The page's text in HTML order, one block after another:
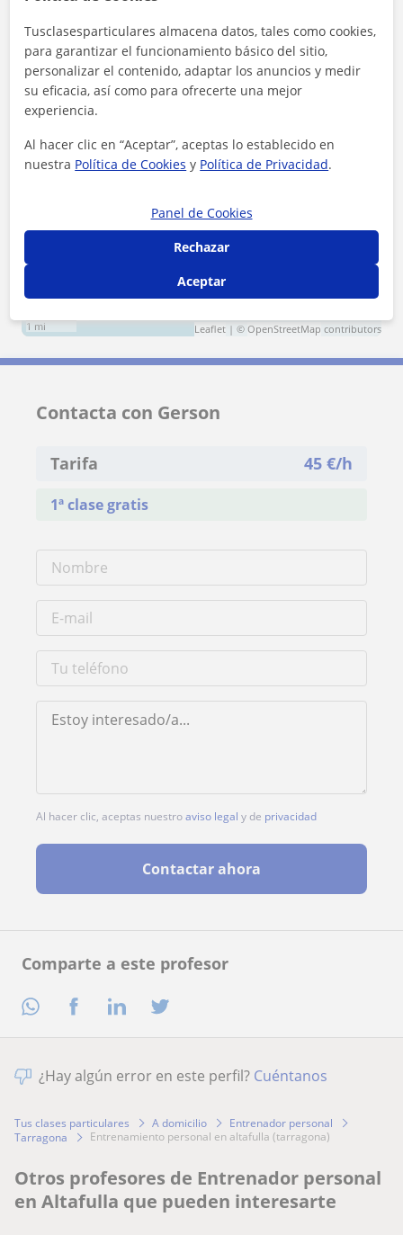
Comparte a este profesor
Localidades a las que se desplaza para dar clase
Torredembarra
La Riera de Gaià
1 mi
Leaflet | © OpenStreetMap contributors
Contacta con Gerson
Tarifa 45 €/h
1ª clase gratis
Al hacer clic, aceptas nuestroaviso legal y de privacidad
Contactar ahora
¿Hay algún error en este perfil? Cuéntanos
Tus clases particulares A domicilio
Entrenador personal
Tarragona
entrenamiento personal en altafulla (tarragona)
Otros profesores de Entrenador personal
en Altafulla que pueden interesarte
Tusclasesparticulares almacena datos, tales como cookies,
para garantizar el funcionamiento básico del sitio,
personalizar el contenido, adaptar los anuncios y medir
su eficacia, así como para ofrecerte una mejor
experiencia.
Al hacer clic en “Aceptar”, aceptas lo establecido en
nuestra Política de Cookies y Política de Privacidad.
Panel de Cookies
Rechazar
Aceptar